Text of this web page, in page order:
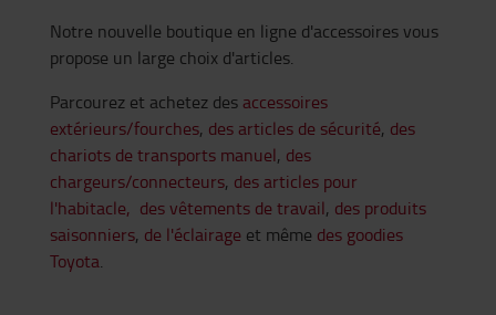
Notre nouvelle boutique en ligne d'accessoires vous
propose un large choix d'articles.
Parcourez et achetez des accessoires
extérieurs/fourches, des articles de sécurité, des
chariots de transports manuel, des
chargeurs/connecteurs, des articles pour
l'habitacle, des vêtements de travail, des produits
saisonniers, de l'éclairage et même des goodies
Toyota.